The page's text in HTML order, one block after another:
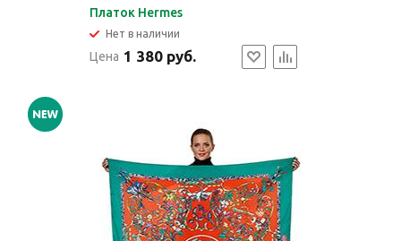
Платок Hermes
Нет в наличии
Цена 1 380 руб.